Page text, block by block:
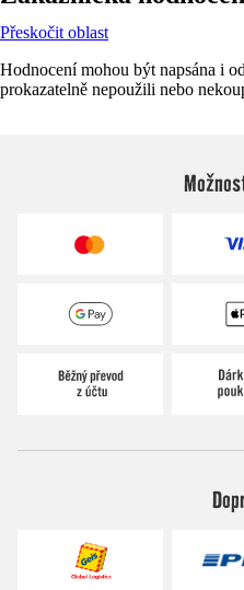
Přeskočit oblast
Hodnocení mohou být napsána i
prokazatelně nepoužili nebo